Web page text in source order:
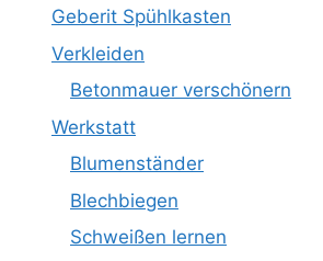
Geberit Spühlkasten
Verkleiden
Betonmauer verschönern
Werkstatt
Blumenständer
Blechbiegen
Schweißen lernen